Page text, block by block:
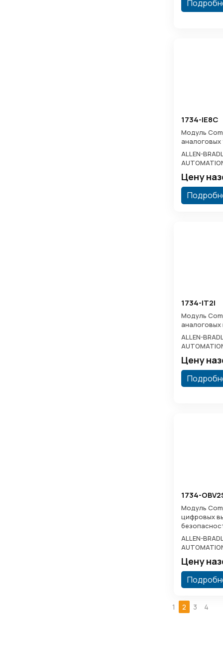
1734-IE8C
Модуль
аналоговых
ALLEN-
Цену
1734-IT2I
Модуль
аналоговых
ALLEN-
Цену
1734-
Модуль
цифровых
ALLEN-
Цену
1 2 3 4